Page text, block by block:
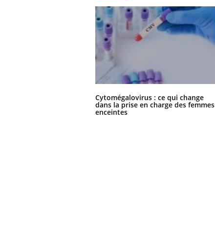
Cytomégalovirus : ce qui change
dans la prise en charge des femmes
enceintes